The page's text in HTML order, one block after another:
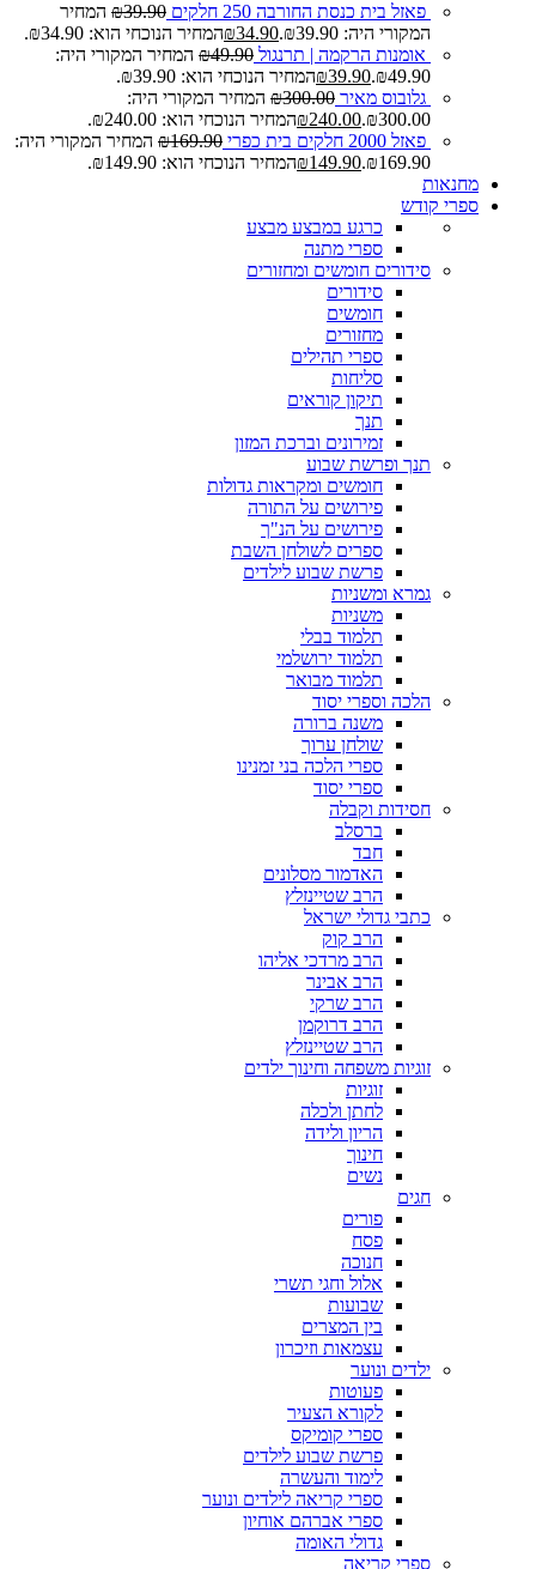
פאזל בית כנסת החורבה 250 חלקים ₪39.90
המחיר
המקורי היה: ₪39.90.
₪34.90
המחיר הנוכחי הוא: ₪34.90.
אומנות הרקמה | תרנגול
₪49.90
המחיר המקורי היה:
₪49.90.
₪39.90
המחיר הנוכחי הוא: ₪39.90.
גלובוס מאיר
₪300.00
המחיר המקורי היה:
₪300.00.
₪240.00
המחיר הנוכחי הוא: ₪240.00.
פאזל 2000 חלקים בית כפרי
₪169.90
המחיר המקורי היה:
₪169.90.
₪149.90
המחיר הנוכחי הוא: ₪149.90.
מחנאות
ספרי קודש
כרגע במבצע מבצע
ספרי מתנה
סידורים חומשים ומחזורים
סידורים
חומשים
מחזורים
ספרי תהילים
סליחות
תיקון קוראים
תנך
זמירונים וברכת המזון
תנך ופרשת שבוע
חומשים ומקראות גדולות
פירושים על התורה
פירושים על הנ"ך
ספרים לשולחן השבת
פרשת שבוע לילדים
גמרא ומשניות
משניות
תלמוד בבלי
תלמוד ירושלמי
תלמוד מבואר
הלכה וספרי יסוד
משנה ברורה
שולחן ערוך
ספרי הלכה בני זמנינו
ספרי יסוד
חסידות וקבלה
ברסלב
חבד
האדמור מסלונים
הרב שטיינזלץ
כתבי גדולי ישראל
הרב קוק
הרב מרדכי אליהו
הרב אבינר
הרב שרקי
הרב דרוקמן
הרב שטיינזלץ
זוגיות משפחה וחינוך ילדים
זוגיות
לחתן ולכלה
הריון ולידה
חינוך
נשים
חגים
פורים
פסח
חנוכה
אלול וחגי תשרי
שבועות
בין המצרים
עצמאות וזיכרון
ילדים ונוער
פעוטות
לקורא הצעיר
ספרי קומיקס
פרשת שבוע לילדים
לימוד והעשרה
ספרי קריאה לילדים ונוער
ספרי אברהם אוחיון
גדולי האומה
ספרי קריאה